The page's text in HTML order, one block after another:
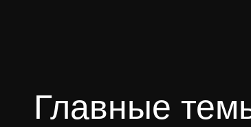
Главные